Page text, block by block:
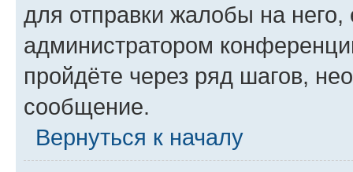
для отправки жалобы на
администратором
пройдёте через ряд шагов,
сообщение.
Вернуться к началу